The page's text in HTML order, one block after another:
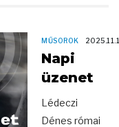
MŰSOROK
Napi
üzenet
Lédeczi
Dénes római